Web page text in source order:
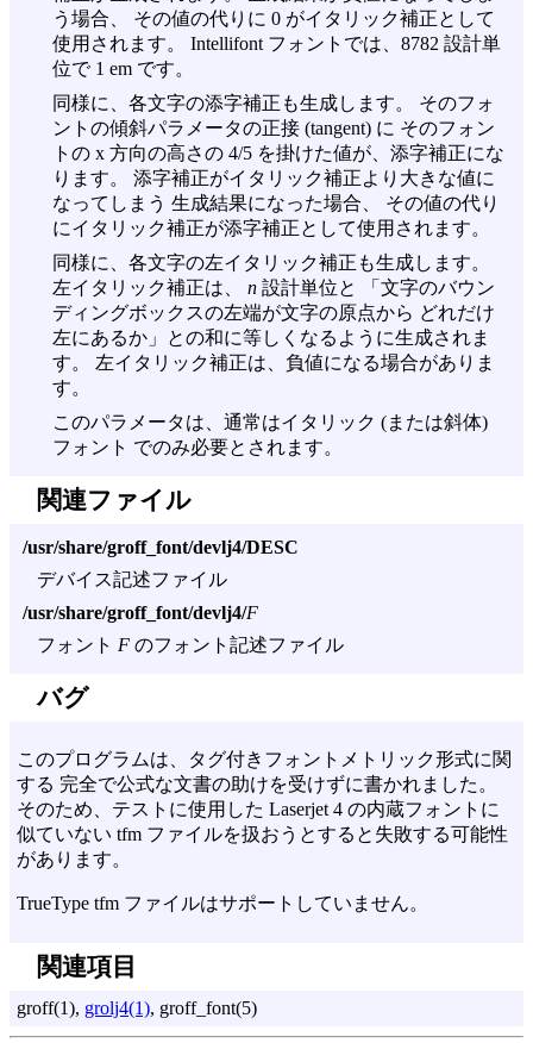
う場合、 その値の代りに 0 がイタリック補正として
使用されます。 Intellifont フォントでは、8782 設計単
位で 1 em です。
同様に、各文字の添字補正も生成します。 そのフォ
ントの傾斜パラメータの正接 (tangent) に そのフォン
トの x 方向の高さの 4/5 を掛けた値が、添字補正にな
ります。 添字補正がイタリック補正より大きな値に
なってしまう 生成結果になった場合、 その値の代り
にイタリック補正が添字補正として使用されます。
同様に、各文字の左イタリック補正も生成します。
左イタリック補正は、 n 設計単位と 「文字のバウン
ディングボックスの左端が文字の原点から どれだけ
左にあるか」との和に等しくなるように生成されま
す。 左イタリック補正は、負値になる場合がありま
す。
このパラメータは、通常はイタリック (または斜体)
フォント でのみ必要とされます。
関連ファイル
/usr/share/groff_font/devlj4/DESC
デバイス記述ファイル
/usr/share/groff_font/devlj4/F
フォント F のフォント記述ファイル
バグ
このプログラムは、タグ付きフォントメトリック形式に関
する 完全で公式な文書の助けを受けずに書かれました。
そのため、テストに使用した Laserjet 4 の内蔵フォントに
似ていない tfm ファイルを扱おうとすると失敗する可能性
があります。
TrueType tfm ファイルはサポートしていません。
関連項目
groff(1), grolj4(1), groff_font(5)